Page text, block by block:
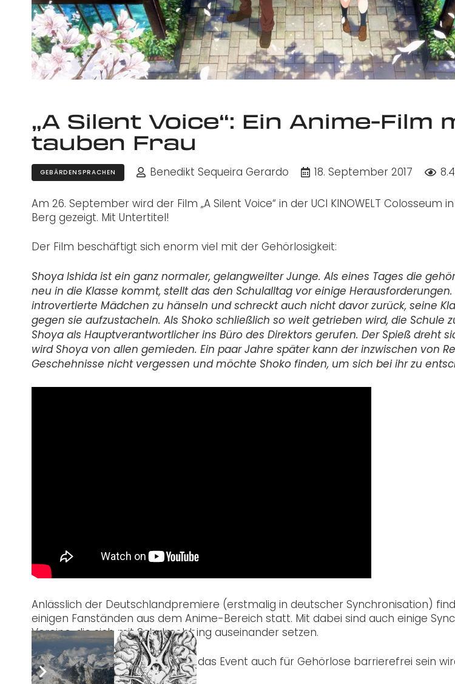
„A Silent Voice“: Ein Anime-Film
tauben Frau
GEBÄRDENSPRACHEN Benedikt Sequeira Gerardo 18. September 2017
Am 26. September wird der Film „A Silent Voice“ in der UCI KINOWELT Colosseum
Berg gezeigt. Mit Untertitel!
Der Film beschäftigt sich enorm viel mit der Gehörlosigkeit:
Shoya Ishida ist ein ganz normaler, gelangweilter Junge. Als eines Tages die
neu in die Klasse kommt, stellt das den Schulalltag vor einige
introvertierte Mädchen zu hänseln und schreckt auch nicht davor zurück, seine
gegen sie aufzustacheln. Als Shoko schließlich so weit getrieben wird, die Schule
Shoya als Hauptverantwortlicher ins Büro des Direktors gerufen. Der Spieß dreht
wird Shoya von allen gemieden. Ein paar Jahre später kann der inzwischen von
Geschehnisse nicht vergessen und möchte Shoko finden, um sich bei ihr zu
Anlässlich der Deutschlandpremiere (erstmalig in deutscher Synchronisation)
einigen Fanständen aus dem Anime-Bereich statt. Mit dabei sind auch einige
Vereine, die sich mit Schulmobbing auseinander setzen.
Es ist zur Zeit noch nicht klar, ob das Event auch für Gehörlose barrierefrei sein
untertitelt!